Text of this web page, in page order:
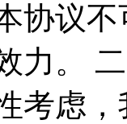
协议
力。
考虑